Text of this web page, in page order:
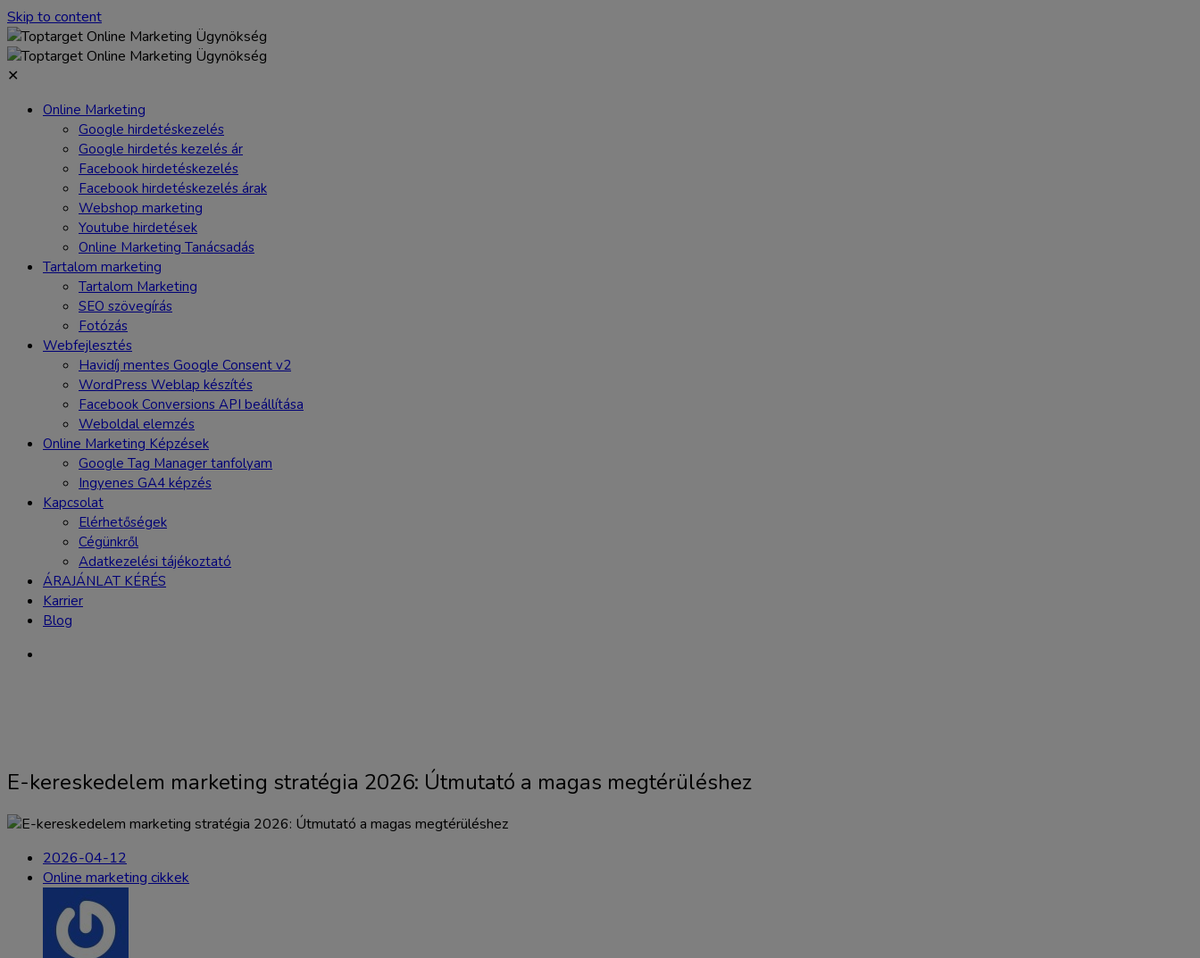
Skip to content
✕
Online Marketing
Google hirdetéskezelés
Google hirdetés kezelés ár
Facebook hirdetéskezelés
Facebook hirdetéskezelés árak
Webshop marketing
Youtube hirdetések
Online Marketing Tanácsadás
Tartalom marketing
Tartalom Marketing
SEO szövegírás
Fotózás
Webfejlesztés
Havidíj mentes Google Consent v2
WordPress Weblap készítés
Facebook Conversions API beállítása
Weboldal elemzés
Online Marketing Képzések
Google Tag Manager tanfolyam
Ingyenes GA4 képzés
Kapcsolat
Elérhetőségek
Cégünkről
Adatkezelési tájékoztató
ÁRAJÁNLAT KÉRÉS
Karrier
Blog
E-kereskedelem marketing stratégia 2026: Útmutató a magas megtérüléshez
2026-04-12
Online marketing cikkek